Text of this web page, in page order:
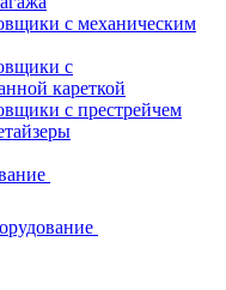
с механическим
с
кареткой
с престрейчем